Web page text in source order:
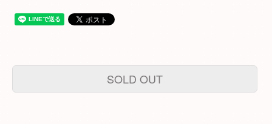
SOLD OUT